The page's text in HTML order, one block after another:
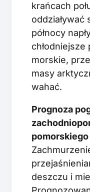
krańcach
oddziaływać
północy
morskie,
masy
wahać.
Prognoza
pomorskiego
deszczu i